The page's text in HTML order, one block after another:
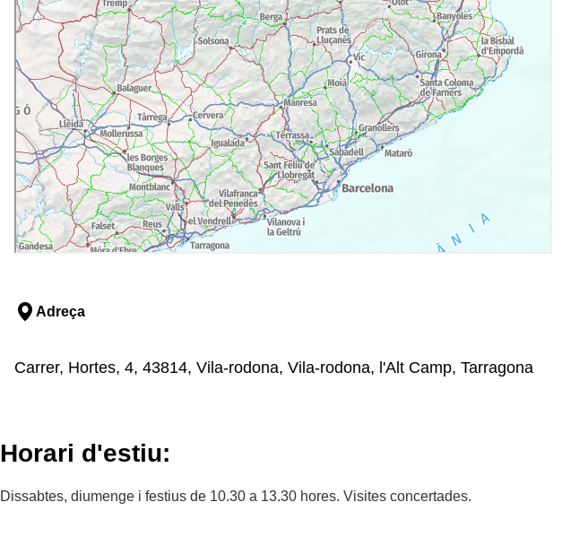
Adreça
Carrer, Hortes, 4, 43814, Vila-rodona, Vila-rodona, l'Alt Camp, Tarragona
Horari d'estiu:
Dissabtes, diumenge i festius de 10.30 a 13.30 hores. Visites concertades.